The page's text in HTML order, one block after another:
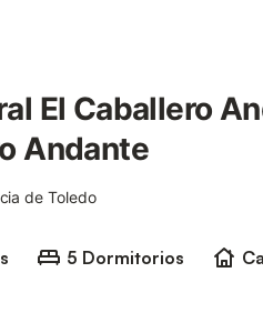
El Caballero
Andante
de Toledo
5 Dormitorios